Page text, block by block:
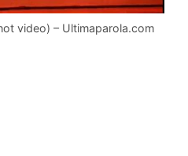
video) – Ultimaparola.com